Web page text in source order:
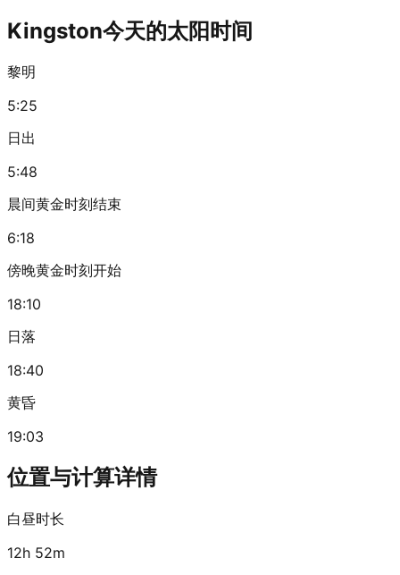
Kingston今天的太阳时间
黎明
5:25
日出
5:48
晨间黄金时刻结束
6:18
傍晚黄金时刻开始
18:10
日落
18:40
黄昏
19:03
位置与计算详情
白昼时长
12h 52m